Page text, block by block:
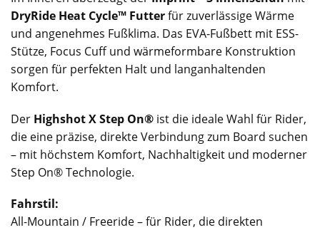
DryRide Heat Cycle™ Futterfür zuverlässige Wärme
und angenehmes Fußklima. Das EVA-Fußbett mit ESS-
Stütze, Focus Cuff und wärmeformbare Konstruktion
sorgen für perfekten Halt und langanhaltenden
Komfort.
Der Highshot X Step On® ist die ideale Wahl für Rider,
die eine präzise, direkte Verbindung zum Board suchen
– mit höchstem Komfort, Nachhaltigkeit und moderner
Step On® Technologie.
Fahrstil:
All-Mountain / Freeride – für Rider, die direkten